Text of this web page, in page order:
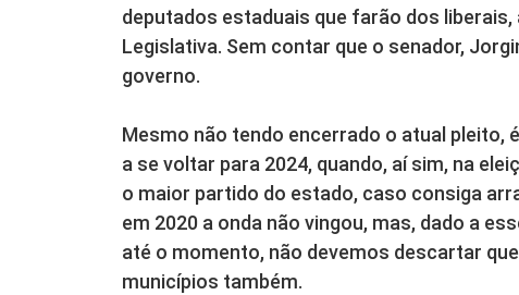
deputados estaduais que farão dos
Legislativa. Sem contar que o senador,
governo.
Mesmo não tendo encerrado o atual pleito,
a se voltar para 2024, quando, aí sim, na
o maior partido do estado, caso consiga
em 2020 a onda não vingou, mas, dado a
até o momento, não devemos descartar
municípios também.